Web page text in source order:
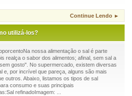
Continue Lendo ►
utilizá-los?
nossa alimentação o sal é parte
realça o sabor dos alimentos; afinal, sem sal a
gosto". No supermercado, existem diversas
e, por incrível que pareça, alguns são mais
outros. Abaixo, listamos os tipos de sal
consumo e suas principais
refinadoImagem: ...